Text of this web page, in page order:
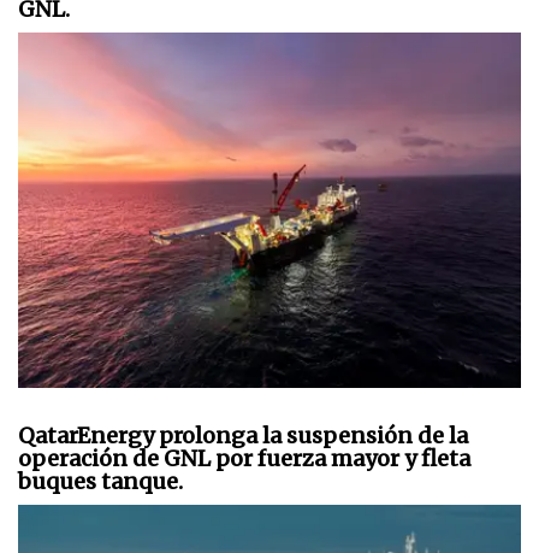
GNL.
QatarEnergy prolonga la suspensión de la
operación de GNL por fuerza mayor y fleta
buques tanque.